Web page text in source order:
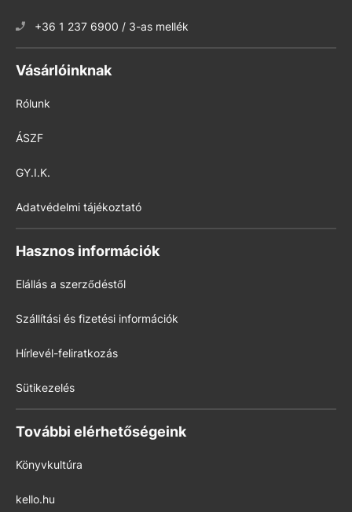
+36 1 237 6900 / 3-as mellék
Vásárlóinknak
Rólunk
ÁSZF
GY.I.K.
Adatvédelmi tájékoztató
Hasznos információk
Elállás a szerződéstől
Szállítási és fizetési információk
Hírlevél-feliratkozás
Sütikezelés
További elérhetőségeink
Könyvkultúra
kello.hu